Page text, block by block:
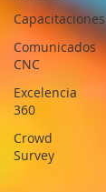
Capacitaciones
Comunicados
CNC
Excelencia
360
Crowd
Survey